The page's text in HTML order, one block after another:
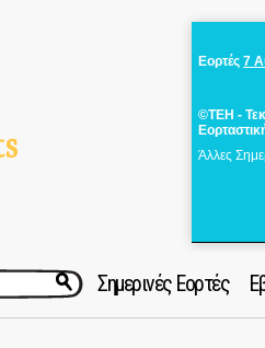
Εορτές 7
©ΤΕΗ -
Άλλες
Σημερινές Εορτές